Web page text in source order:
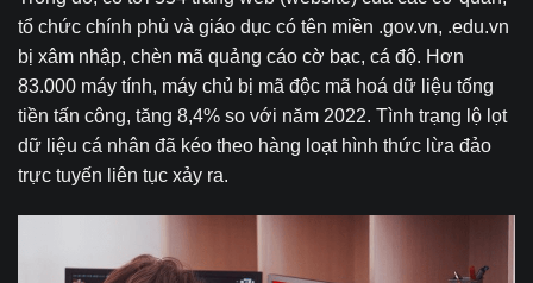
tổ chức chính phủ và giáo dục có tên miền .gov.vn, .edu.vn
bị xâm nhập, chèn mã quảng cáo cờ bạc, cá độ. Hơn
83.000 máy tính, máy chủ bị mã độc mã hoá dữ liệu tống
tiền tấn công, tăng 8,4% so với năm 2022. Tình trạng lộ lọt
dữ liệu cá nhân đã kéo theo hàng loạt hình thức lừa đảo
trực tuyến liên tục xảy ra.